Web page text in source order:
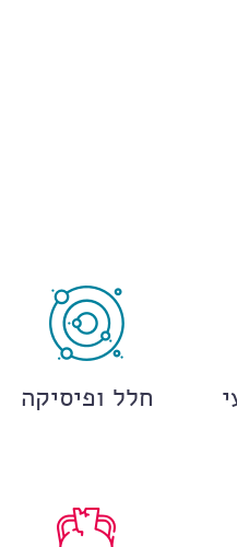
חלל ופיסיקה